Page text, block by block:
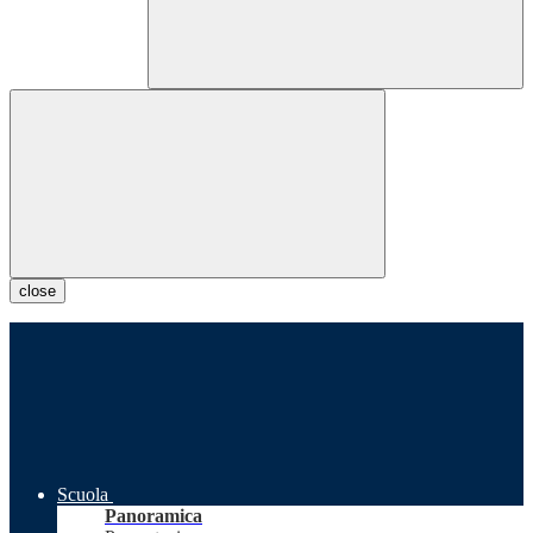
close
Scuola
Panoramica